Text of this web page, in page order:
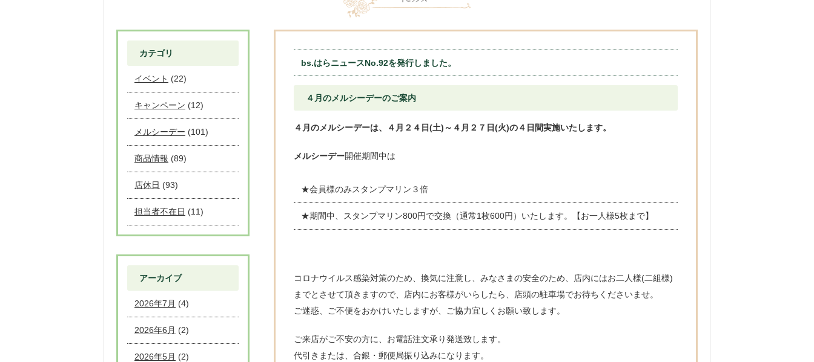
bs.はらニュースNo.92を発行しました。
４月のメルシーデーのご案内
４月のメルシーデーは、４月２４日(土)～４月２７日(火)の４日間実施いたします。
メルシーデー開催期間中は
★会員様のみスタンプマリン３倍
★期間中、スタンプマリン800円で交換（通常1枚600円）いたします。【お一人様5枚まで】
コロナウイルス感染対策のため、換気に注意し、みなさまの安全のため、店内にはお二人様(二組様)
までとさせて頂きますので、店内にお客様がいらしたら、店頭の駐車場でお待ちくださいませ。
ご迷惑、ご不便をおかけいたしますが、ご協力宜しくお願い致します。
ご来店がご不安の方に、お電話注文承り発送致します。
代引きまたは、合銀・郵便局振り込みになります。
カテゴリ
イベント (22)
キャンペーン (12)
メルシーデー (101)
商品情報 (89)
店休日 (93)
担当者不在日 (11)
アーカイブ
2026年7月 (4)
2026年6月 (2)
2026年5月 (2)